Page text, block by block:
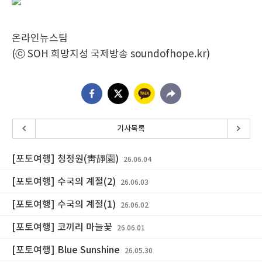
온라인뉴스팀
(ⓒ SOH 희망지성 국제방송 soundofhope.kr)
기사목록
[포토여행] 청정원(靑靜園) 26.06.04
[포토여행] 수국의 계절(2) 26.06.03
[포토여행] 수국의 계절(1) 26.06.02
[포토여행] 코끼리 마늘꽃 26.06.01
[포토여행] Blue Sunshine 26.05.30